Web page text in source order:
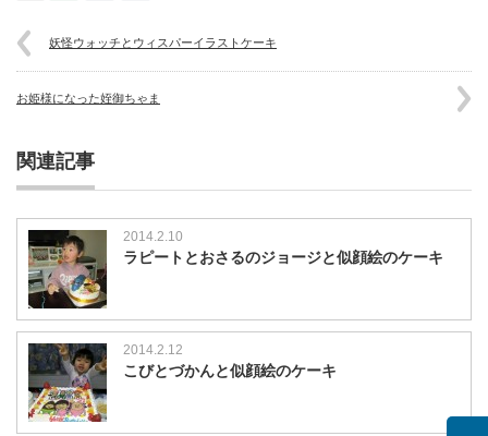
妖怪ウォッチとウィスパーイラストケーキ
お姫様になった姪御ちゃま
関連記事
2014.2.10
ラピートとおさるのジョージと似顔絵のケーキ
2014.2.12
こびとづかんと似顔絵のケーキ